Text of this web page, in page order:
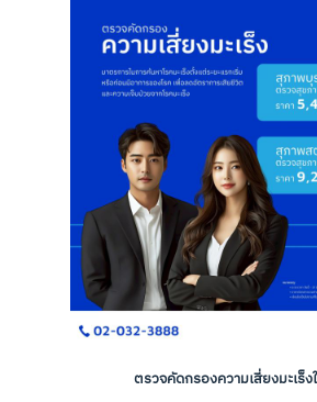
ตรวจคัดกรองความเสี่ยงมะเร็ง